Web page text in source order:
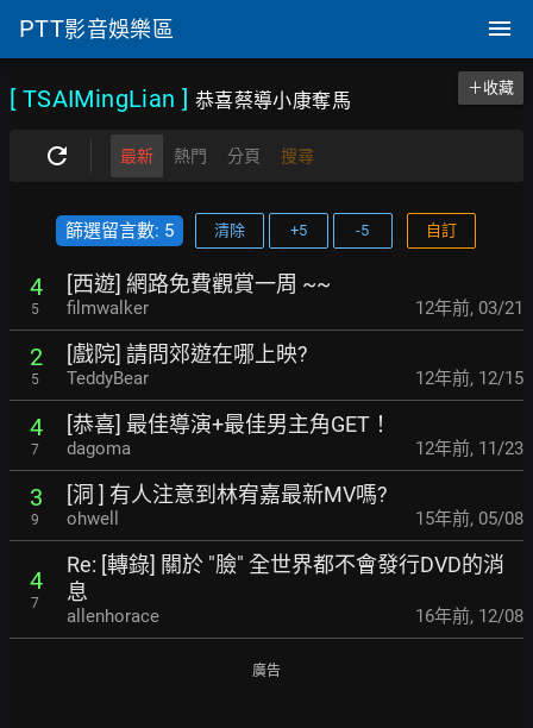
PTT影音娛樂區
[ TSAIMingLian ] 恭喜蔡導小康奪馬
＋收藏
最新 熱門 分頁 搜尋
篩選留言數: 5 清除 +5 -5 自訂
4
5
[西遊] 網路免費觀賞一周 ~~
filmwalker 12年前, 03/21
2
5
[戲院] 請問郊遊在哪上映?
TeddyBear 12年前, 12/15
4
7
[恭喜] 最佳導演+最佳男主角GET！
dagoma 12年前, 11/23
3
9
[洞 ] 有人注意到林宥嘉最新MV嗎?
ohwell 15年前, 05/08
4
7
Re: [轉錄] 關於 "臉" 全世界都不會發行DVD的消
息
allenhorace 16年前, 12/08
廣告